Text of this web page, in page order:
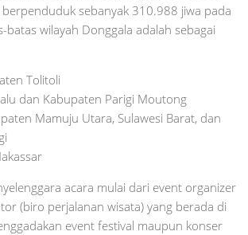
sebanyak 310.988 jiwa pada
wilayah Donggala adalah sebagai
Tolitoli
dan Kabupaten Parigi Moutong
Mamuju Utara, Sulawesi Barat, dan
acara mulai dari event organizer
(biro perjalanan wisata) yang berada di
event festival maupun konser